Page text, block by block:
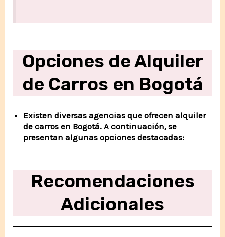
Opciones de Alquiler
de Carros en Bogotá
Existen diversas agencias que ofrecen alquiler
de carros en Bogotá. A continuación, se
presentan algunas opciones destacadas:
Recomendaciones
Adicionales